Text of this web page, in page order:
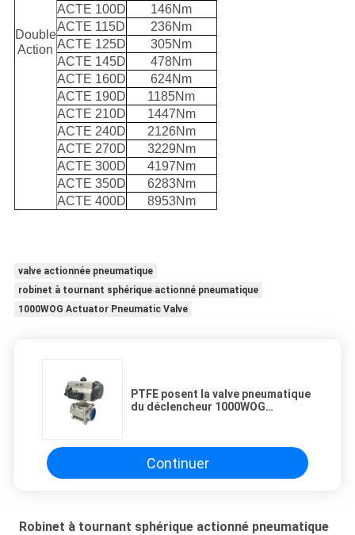
Double
Action
ACTE 100D
146Nm
ACTE 115D
236Nm
ACTE 125D
305Nm
ACTE 145D
478Nm
ACTE 160D
624Nm
ACTE 190D
1185Nm
ACTE 210D
1447Nm
ACTE 240D
2126Nm
ACTE 270D
3229Nm
ACTE 300D
4197Nm
ACTE 350D
6283Nm
ACTE 400D
8953Nm
valve actionnée pneumatique
robinet à tournant sphérique actionné pneumatique
1000WOG Actuator Pneumatic Valve
PTFE posent la valve pneumatique
du déclencheur 1000WOG
Continuer
Robinet à tournant sphérique actionné pneumatique